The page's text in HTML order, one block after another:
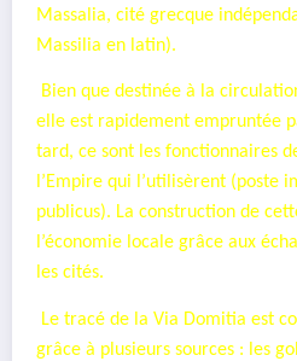
Massalia, cité grecque
Massilia en latin).
Bien que destinée à la
elle est rapidement empruntée
tard, ce sont les fonctionnaires
l’Empire qui l’utilisèrent (poste
publicus). La construction de
l’économie locale grâce aux
les cités.
Le tracé de la Via Domitia est
grâce à plusieurs sources : les